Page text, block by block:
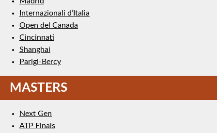
Internazionali d’Italia
Open del Canada
Cincinnati
Shanghai
Parigi-Bercy
MASTERS
Next Gen
ATP Finals